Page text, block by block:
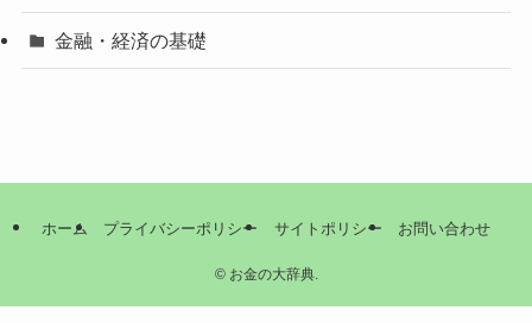
金融・経済の基礎
ホーム プライバシーポリシー サイトポリシー お問い合わせ
©お金の大辞典.